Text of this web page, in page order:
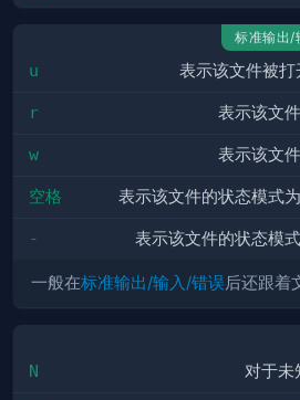
标准输出/
u 表示该文件被
r 表示该文
w 表示该文
空格 表示该文件的状态模式
- 表示该文件的状态模
一般在标准输出/输入/错误后还跟着
N 对于未